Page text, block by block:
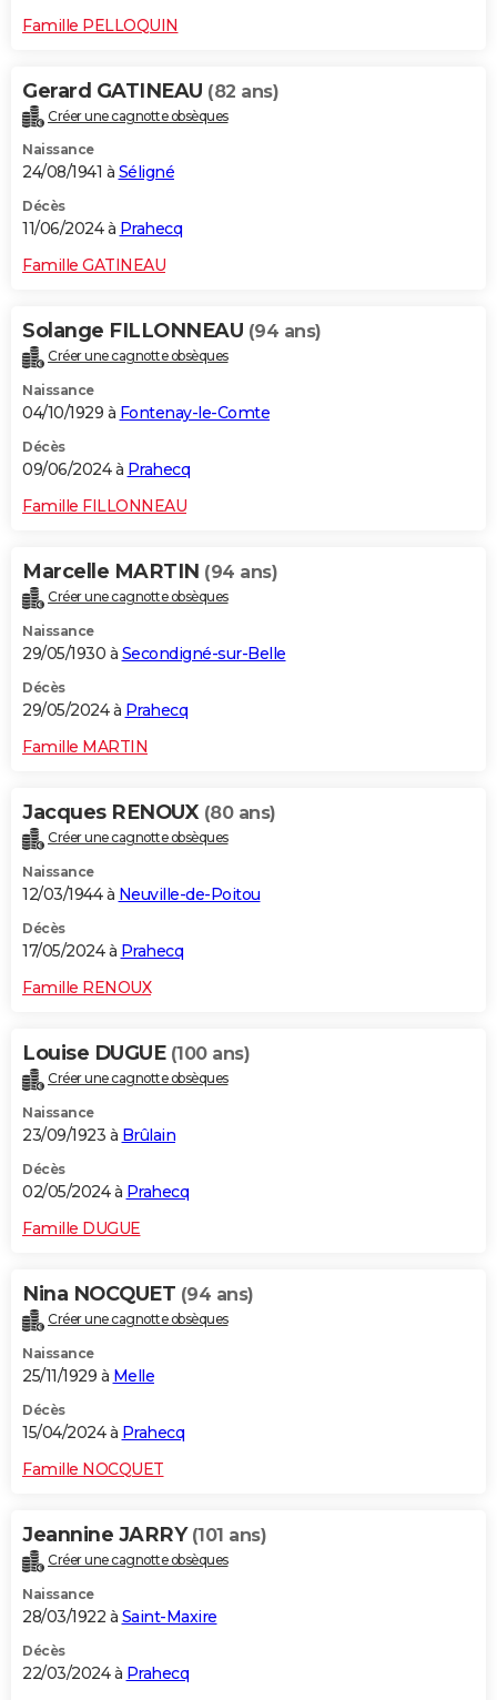
Famille PELLOQUIN
Gerard GATINEAU (82 ans)
Créer une cagnotte obsèques
Naissance
24/08/1941 à Séligné
Décès
11/06/2024 à Prahecq
Famille GATINEAU
Solange FILLONNEAU (94 ans)
Créer une cagnotte obsèques
Naissance
04/10/1929 à Fontenay-le-Comte
Décès
09/06/2024 à Prahecq
Famille FILLONNEAU
Marcelle MARTIN (94 ans)
Créer une cagnotte obsèques
Naissance
29/05/1930 à Secondigné-sur-Belle
Décès
29/05/2024 à Prahecq
Famille MARTIN
Jacques RENOUX (80 ans)
Créer une cagnotte obsèques
Naissance
12/03/1944 à Neuville-de-Poitou
Décès
17/05/2024 à Prahecq
Famille RENOUX
Louise DUGUE (100 ans)
Créer une cagnotte obsèques
Naissance
23/09/1923 à Brûlain
Décès
02/05/2024 à Prahecq
Famille DUGUE
Nina NOCQUET (94 ans)
Créer une cagnotte obsèques
Naissance
25/11/1929 à Melle
Décès
15/04/2024 à Prahecq
Famille NOCQUET
Jeannine JARRY (101 ans)
Créer une cagnotte obsèques
Naissance
28/03/1922 à Saint-Maxire
Décès
22/03/2024 à Prahecq